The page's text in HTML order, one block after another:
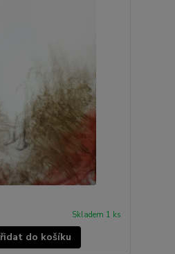
Skladem 1 ks
do košíku